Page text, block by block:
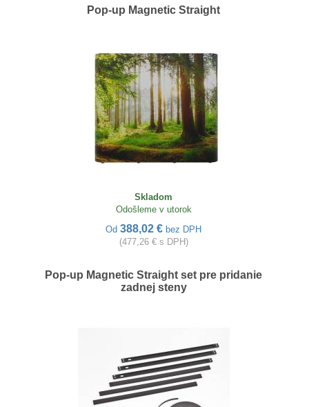
Pop-up Magnetic Straight
Skladom
Odošleme v utorok
Od 388,02 € bez DPH
(477,26 € s DPH)
Pop-up Magnetic Straight set pre pridanie
zadnej steny